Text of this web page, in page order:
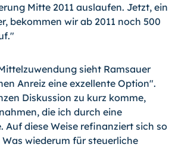
Mitte 2011 auslaufen. Jetzt, ein
bekommen wir ab 2011 noch 500
sieht Ramsauer
Anreiz eine exzellente Option".
Diskussion zu kurz komme,
die ich durch eine
Auf diese Weise refinanziert sich so
wiederum für steuerliche